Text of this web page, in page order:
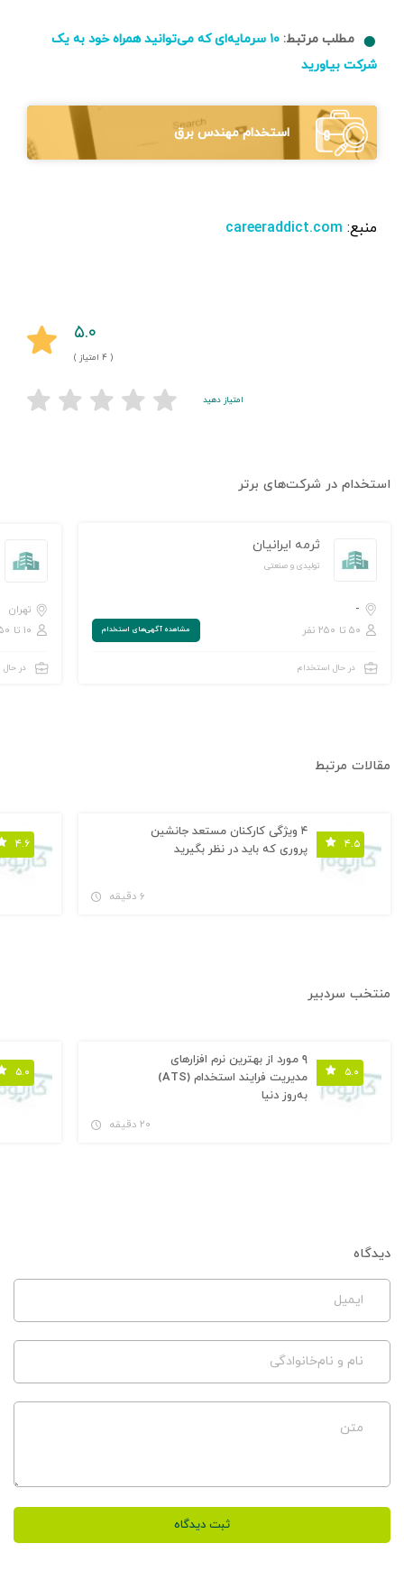
مطلب مرتبط:
۱۰ سرمایه‌ای که می‌توانید همراه خود به یک
شرکت بیاورید
استخدام مهندس برق
منبع: ‌careeraddict.com
۵.۰
( ۴ امتیاز )
امتیاز دهید
استخدام در شرکت‌های برتر
ثرمه ایرانیان
تولیدی و صنعتی
-
۵۰ تا ۲۵۰ نفر مشاهده‌ آگهی‌های استخدام
در حال استخدام
تهران
۱۰ تا ۵۰ نفر
در
مقالات مرتبط
۴.۵
۴ ویژگی کارکنان مستعد جانشین
پروری که باید در نظر بگیرید
۶ دقیقه
۴.۶
منتخب سردبیر
۵.۰
۹ مورد از بهترین نرم افزارهای
مدیریت فرایند استخدام (ATS)
به‌روز دنیا
۲۰ دقیقه
۵.۰
دیدگاه
ایمیل
نام و نام‌خانوادگی
متن
ثبت دیدگاه